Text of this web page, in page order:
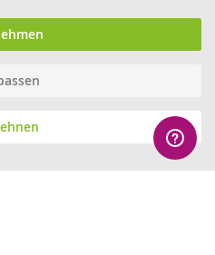
- All rights reserved.